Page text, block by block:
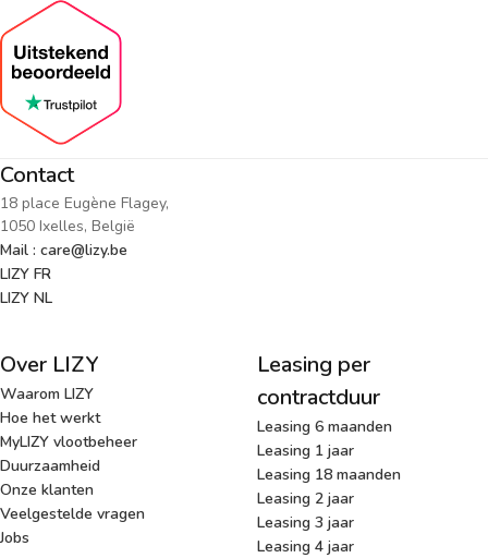
Contact
18 place Eugène Flagey,
1050 Ixelles, België
Mail : care@lizy.be
LIZY FR
LIZY NL
Over LIZY
Waarom LIZY
Hoe het werkt
MyLIZY vlootbeheer
Duurzaamheid
Onze klanten
Veelgestelde vragen
Jobs
Leasing per
contractduur
Leasing 6 maanden
Leasing 1 jaar
Leasing 18 maanden
Leasing 2 jaar
Leasing 3 jaar
Leasing 4 jaar